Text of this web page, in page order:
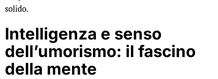
solido.
Intelligenza e senso
dell’umorismo: il fascino
della mente